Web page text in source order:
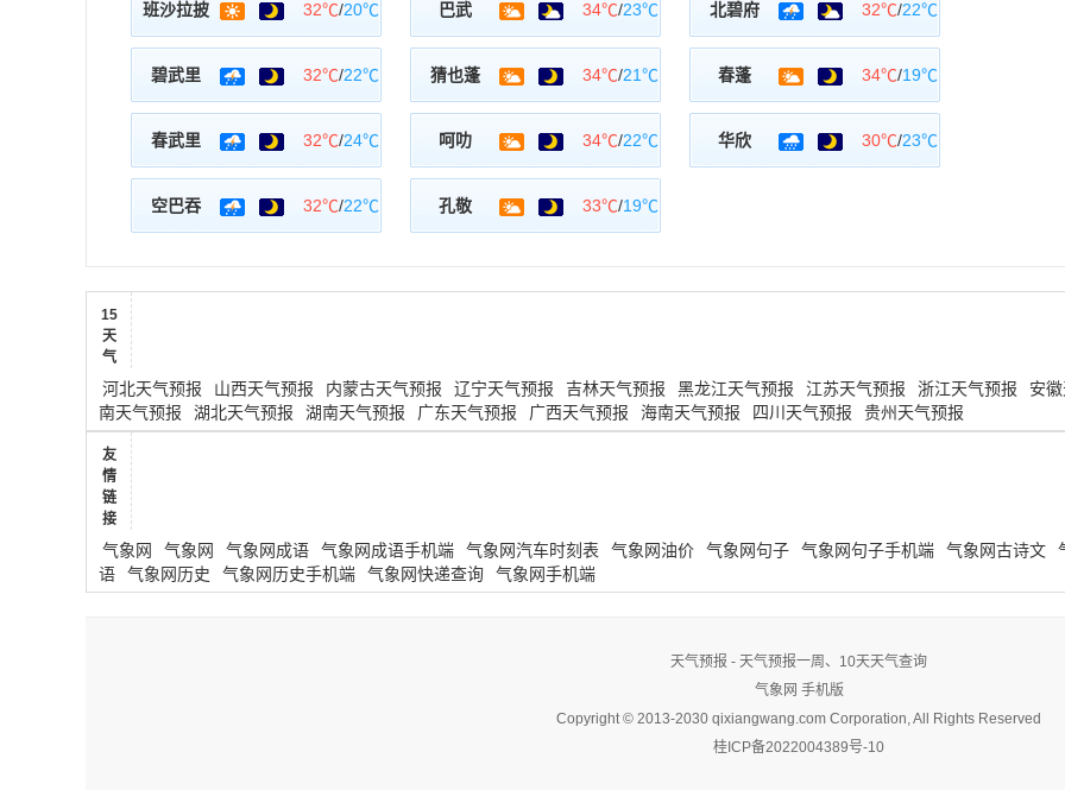
班沙拉披 32℃/20℃ 巴武 34℃/23℃ 北碧府 32℃/22℃
碧武里 32℃/22℃ 猜也蓬 34℃/21℃ 春蓬 34℃/19℃
春武里 32℃/24℃ 呵叻 34℃/22℃ 华欣 30℃/23℃
空巴吞 32℃/22℃ 孔敬 33℃/19℃
15
天
气
河北天气预报 山西天气预报 内蒙古天气预报 辽宁天气预报 吉林天气预报 黑龙江天气预报 江苏天气预报 浙江天气预报 安
南天气预报
湖北天气预报 湖南天气预报 广东天气预报 广西天气预报 海南天气预报 四川天气预报 贵州天气预报
友
情
链
接
气象网 气象网 气象网成语 气象网成语手机端 气象网汽车时刻表 气象网油价 气象网句子 气象网句子手机端 气象网古诗文
语
气象网历史 气象网历史手机端 气象网快递查询 气象网手机端
天气预报 - 天气预报一周、10天天气查询
气象网 手机版
Copyright © 2013-2030 qixiangwang.com Corporation, All Rights Reserved
桂ICP备2022004389号-10